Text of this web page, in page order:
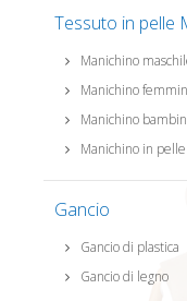
Tessuto in pelle
Manichino
Manichino
Manichino
Manichino in pelle
Gancio
Gancio di plastica
Gancio di legno